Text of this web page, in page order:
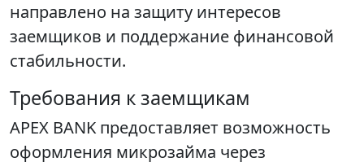
направлено на защиту интересов
заемщиков и поддержание финансовой
стабильности.
Требования к заемщикам
APEX BANK предоставляет возможность
оформления микрозайма через